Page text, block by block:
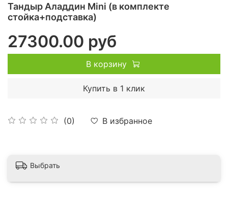
Тандыр Аладдин Mini (в комплекте
стойка+подставка)
(0) В избранное
27300.00 руб
В корзину
Купить в 1 клик
Выбрать